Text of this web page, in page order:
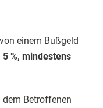
einem Bußgeld
5 %, mindestens
dem Betroffenen